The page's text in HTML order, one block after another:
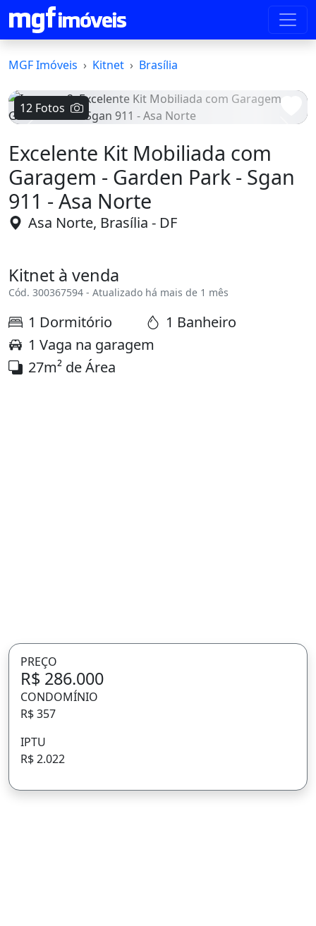
MGF Imóveis Kitnet Brasília
12 Fotos
Excelente Kit Mobiliada com
Garagem - Garden Park - Sgan
911 - Asa Norte
Asa Norte, Brasília - DF
Kitnet à venda
Cód. 300367594 - Atualizado há mais de 1 mês
1 Dormitório
1 Banheiro
1 Vaga na garagem
27m² de Área
PREÇO
R$ 286.000
CONDOMÍNIO
R$ 357
IPTU
R$ 2.022